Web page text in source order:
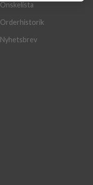
Önskelista
Orderhistorik
Nyhetsbrev